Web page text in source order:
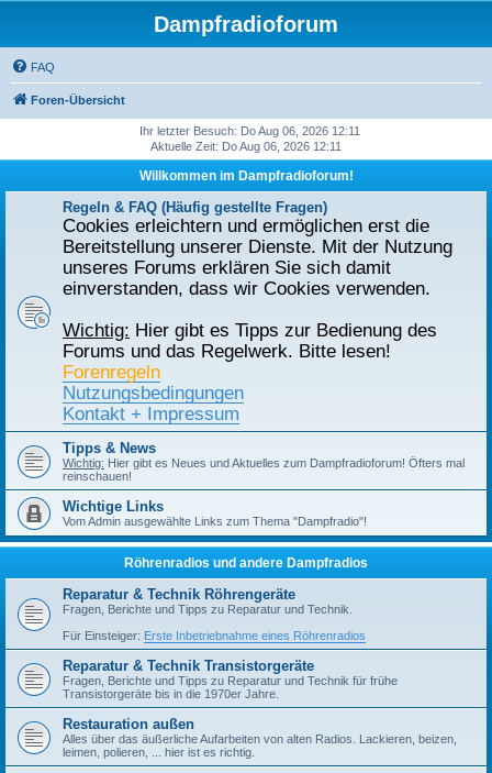
Dampfradioforum
FAQ
Foren-Übersicht
Ihr letzter Besuch: Do Aug 06, 2026 12:11
Aktuelle Zeit: Do Aug 06, 2026 12:11
Willkommen im Dampfradioforum!
Regeln & FAQ (Häufig gestellte Fragen)
Cookies erleichtern und ermöglichen erst die
Bereitstellung unserer Dienste. Mit der Nutzung
unseres Forums erklären Sie sich damit
einverstanden, dass wir Cookies verwenden.
Wichtig: Hier gibt es Tipps zur Bedienung des
Forums und das Regelwerk. Bitte lesen!
Forenregeln
Nutzungsbedingungen
Kontakt + Impressum
Tipps & News
Wichtig: Hier gibt es Neues und Aktuelles zum Dampfradioforum! Öfters mal
reinschauen!
Wichtige Links
Vom Admin ausgewählte Links zum Thema "Dampfradio"!
Röhrenradios und andere Dampfradios
Reparatur & Technik Röhrengeräte
Fragen, Berichte und Tipps zu Reparatur und Technik.
Für Einsteiger: Erste Inbetriebnahme eines Röhrenradios
Reparatur & Technik Transistorgeräte
Fragen, Berichte und Tipps zu Reparatur und Technik für frühe
Transistorgeräte bis in die 1970er Jahre.
Restauration außen
Alles über das äußerliche Aufarbeiten von alten Radios. Lackieren, beizen,
leimen, polieren, ... hier ist es richtig.